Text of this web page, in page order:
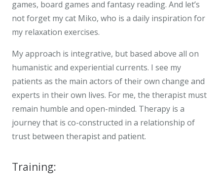
games, board games and fantasy reading. And let’s
not forget my cat Miko, who is a daily inspiration for
my relaxation exercises.
My approach is integrative, but based above all on
humanistic and experiential currents. I see my
patients as the main actors of their own change and
experts in their own lives. For me, the therapist must
remain humble and open-minded. Therapy is a
journey that is co-constructed in a relationship of
trust between therapist and patient.
Training: